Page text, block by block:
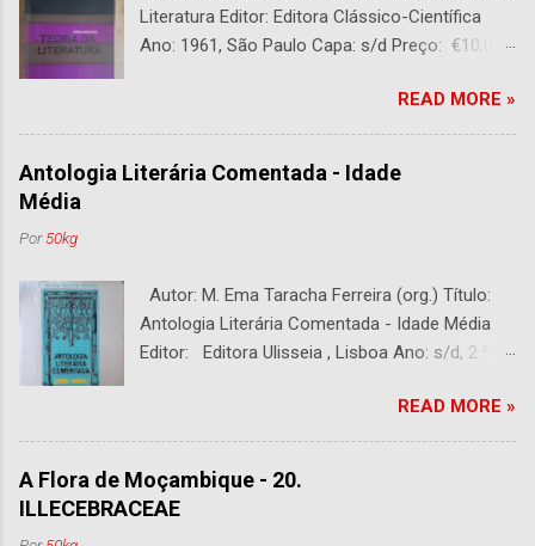
Literatura Editor: Editora Clássico-Científica
Ano: 1961, São Paulo Capa: s/d Preço: €10,00
READ MORE »
Antologia Literária Comentada - Idade
Média
Por50kg
Autor: M. Ema Taracha Ferreira (org.) Título:
Antologia Literária Comentada - Idade Média
Editor: Editora Ulisseia , Lisboa Ano: s/d, 2.ª
Com alguns sublinhados a lapiseira. Usado.
Com 252 páginas.
READ MORE »
A Flora de Moçambique - 20.
ILLECEBRACEAE